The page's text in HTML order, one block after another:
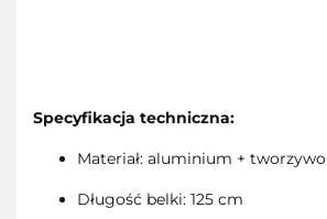
Specyfikacja techniczna:
Materiał: aluminium + tworzywo
Długość belki: 125 cm